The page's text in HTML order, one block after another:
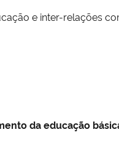
e inter-relações
da educação